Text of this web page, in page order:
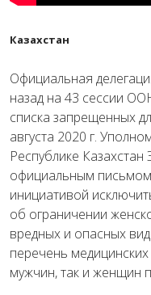
Казахстан
Официальная
назад на 43 сессии
списка запрещенных
августа 2020 г.
Республике
официальным письмом
инициативой
об ограничении
вредных и опасных
перечень
мужчин, так и женщин